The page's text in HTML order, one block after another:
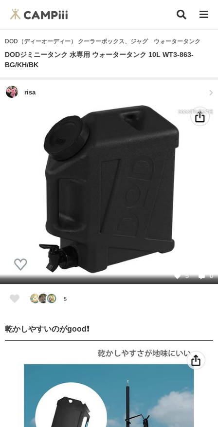
DOD（ディーオーディー） クーラーボックス、ジャグ ウォータータンク
DODジミニータンク 水専用 ウォータータンク 10L WT3-863-
BG/KH/BK
risa
2023年3月27日
5 0
5
乾かしやすいのがgood❗️